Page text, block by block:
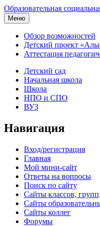
Образовательная
Меню
Обзор возможностей
Детский проект
Аттестация
Детский сад
Начальная школа
Школа
НПО и СПО
ВУЗ
Навигация
Вход/регистрация
Главная
Мой мини-сайт
Ответы на вопросы
Поиск по сайту
Сайты классов,
Сайты
Сайты коллег
Форумы